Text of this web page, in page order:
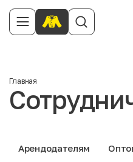
Главная
Арендодателям